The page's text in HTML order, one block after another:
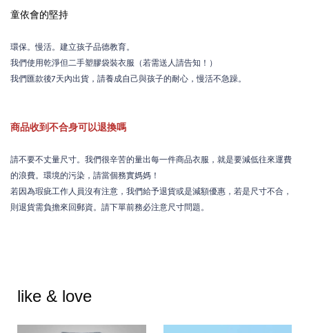
童依會的堅持
環保。慢活。建立孩子品德教育。
我們使用乾淨但二手塑膠袋裝衣服（若需送人請告知！）
我們匯款後7天內出貨，請養成自己與孩子的耐心，慢活不急躁。
商品收到不合身可以退換嗎
請不要不丈量尺寸。我們很辛苦的量出每一件商品衣服，就是要減低往來運費
的浪費。環境的污染，請當個務實媽媽！
若因為瑕疵工作人員沒有注意，我們給予退貨或是減額優惠，若是尺寸不合，
則退貨需負擔來回郵資。請下單前務必注意尺寸問題。
like & love